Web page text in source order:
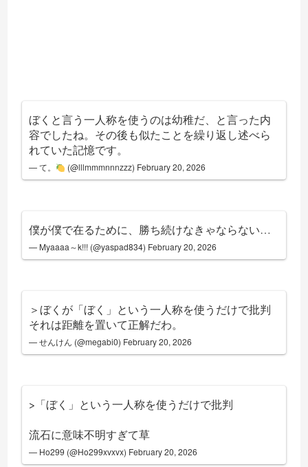
ぼくと言う一人称を使うのは幼稚だ、と言った内
容でしたね。その後も似たことを繰り返し述べら
れていた記憶です。
— て。 (@lllmmmnnnzzz) February 20, 2026
僕が僕で在るために、勝ち続けなきゃならない…
— Myaaaa～k!!! (@yaspad834) February 20, 2026
＞ぼくが「ぼく」という一人称を使うだけで批判
それは距離を置いて正解だわ。
— せんけん (@megabi0) February 20, 2026
>「ぼく」という一人称を使うだけで批判
流石に意味不明すぎて草
— Ho299 (@Ho299xvxvx) February 20, 2026